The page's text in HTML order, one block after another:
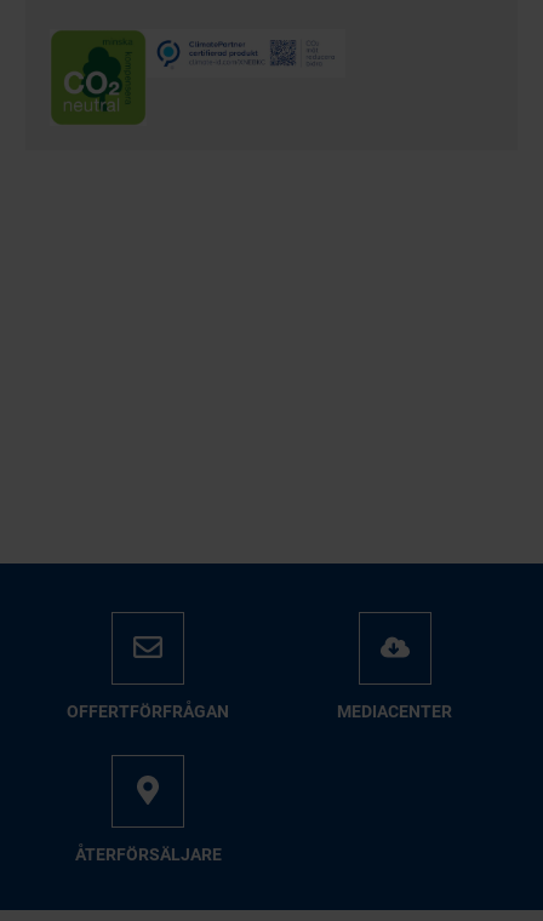
OFFERTFÖRFRÅGAN MEDIACENTER
ÅTERFÖRSÄLJARE